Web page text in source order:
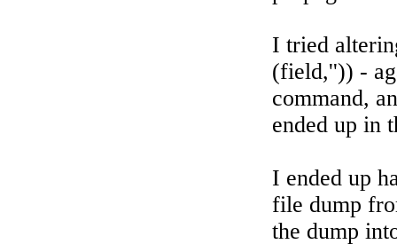
I tried
(field,'')) -
command,
ended up in
I ended up
file dump
the dump